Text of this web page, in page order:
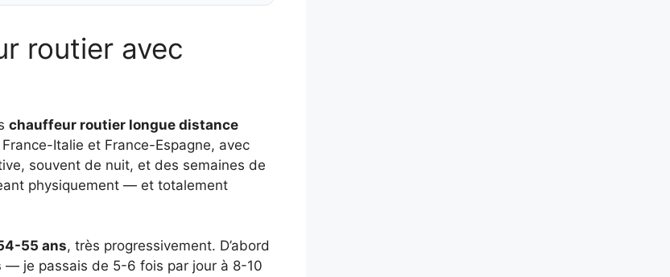
routier avec
chauffeur routier longue distance
Italie et France-Espagne, avec
souvent de nuit, et des semaines de
physiquement — et totalement
55 ans, très progressivement. D’abord
— je passais de 5-6 fois par jour à 8-10